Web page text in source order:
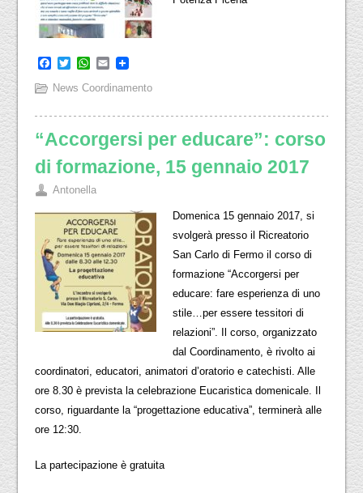
Facebook
TwitterWhatsApp
Email
News Coordinamento
“Accorgersi per educare”: corso
di formazione, 15 gennaio 2017
Antonella
Domenica 15 gennaio 2017, si
svolgerà presso il Ricreatorio
San Carlo di Fermo il corso di
formazione “Accorgersi per
educare: fare esperienza di uno
stile…per essere tessitori di
relazioni”. Il corso, organizzato
dal Coordinamento, è rivolto ai
coordinatori, educatori, animatori d’oratorio e catechisti. Alle
ore 8.30 è prevista la celebrazione Eucaristica domenicale. Il
corso, riguardante la “progettazione educativa”, terminerà alle
ore 12:30.
La partecipazione è gratuita